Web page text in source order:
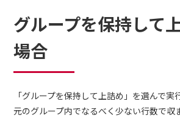
グループを保持して
場合
「グループを保持して上詰め」を選んで実
元のグループ内でなるべく少ない行数で収